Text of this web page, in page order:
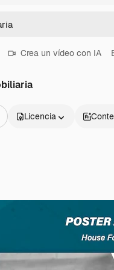
Crea un vídeo con IA
Licencia